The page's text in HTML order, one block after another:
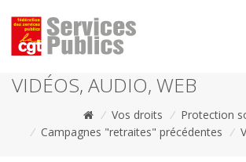
VIDÉOS, AUDIO, WEB
/ Vos droits / Protection
/ Campagnes "retraites" précédentes /